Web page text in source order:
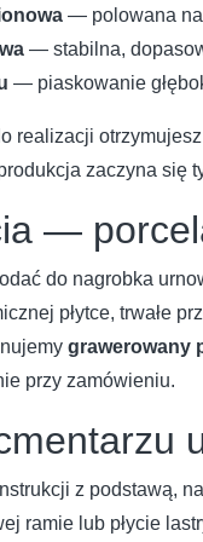
— polowana na
— stabilna,
— piaskowanie
realizacji otrzymujesz
zaczyna się
—
do nagrobka
płytce, trwałe
grawerowany
przy zamówieniu.
z podstawą,
ramie lub płycie